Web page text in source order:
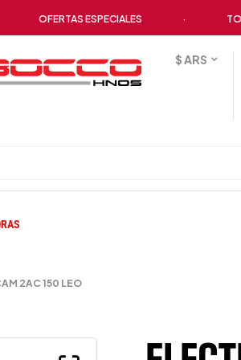
OFERTAS ESPECIALES
$ ARS
2AC 150 LEO